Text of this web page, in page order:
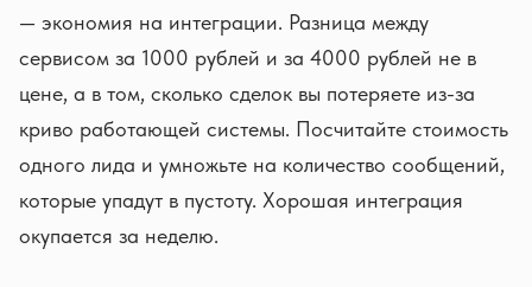
— экономия на интеграции. Разница между
сервисом за 1000 рублей и за 4000 рублей не в
цене, а в том, сколько сделок вы потеряете из-за
криво работающей системы. Посчитайте стоимость
одного лида и умножьте на количество сообщений,
которые упадут в пустоту. Хорошая интеграция
окупается за неделю.